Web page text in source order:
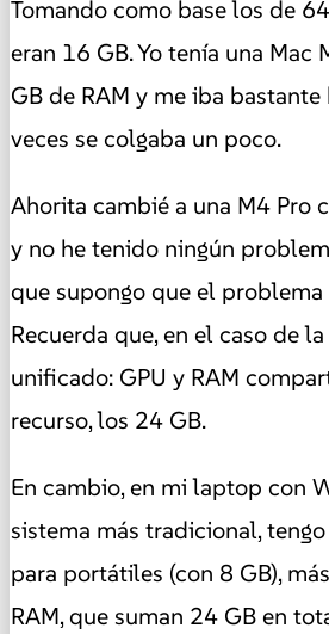
Tomando como base los de
eran 16 GB. Yo tenía una Mac
GB de RAM y me iba bastante
veces se colgaba un poco.
Ahorita cambié a una M4 Pro
y no he tenido ningún
que supongo que el problema
Recuerda que, en el caso de
unificado: GPU y RAM
recurso, los 24 GB.
En cambio, en mi laptop con
sistema más tradicional,
para portátiles (con 8 GB),
RAM, que suman 24 GB en